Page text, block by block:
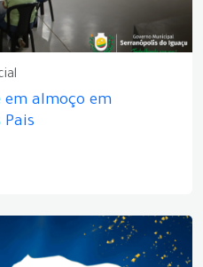
em almoço em